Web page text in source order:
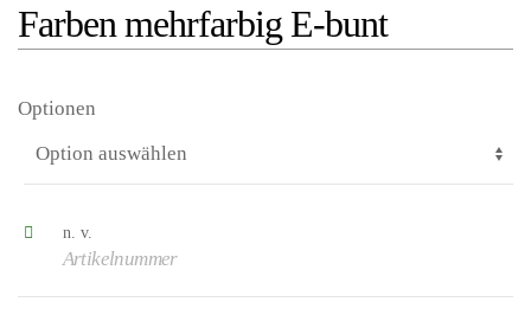
Farben mehrfarbig E-bunt
Optionen
n. v.
Artikelnummer